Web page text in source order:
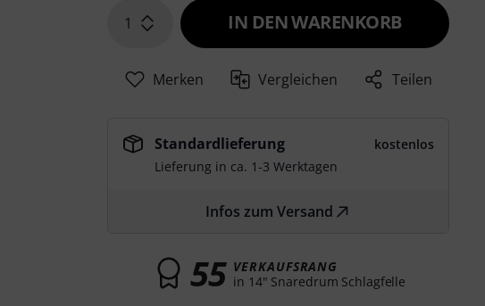
1 IN DEN WARENKORB
Merken Vergleichen Teilen
Standardlieferung
kostenlos
Lieferung in ca. 1-3 Werktagen
Infos zum Versand
55 VERKAUFSRANG
in 14" Snaredrum Schlagfelle